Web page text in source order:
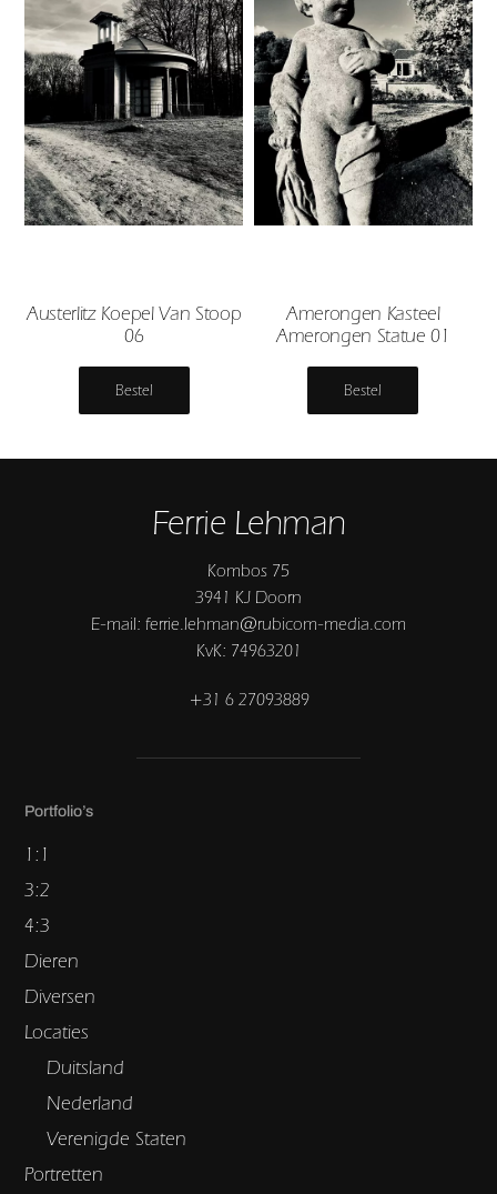
Austerlitz Koepel Van Stoop
06
Bestel
Amerongen Kasteel
Amerongen Statue 01
Bestel
Ferrie Lehman
Kombos 75
3941 KJ Doorn
E-mail: ferrie.lehman@rubicom-media.com
KvK: 74963201
+31 6 27093889
Portfolio’s
1:1
3:2
4:3
Dieren
Diversen
Locaties
Duitsland
Nederland
Verenigde Staten
Portretten